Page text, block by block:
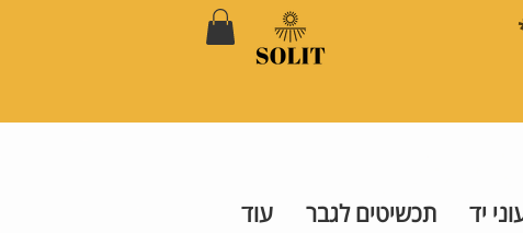
יד תכשיטים לגבר עוד